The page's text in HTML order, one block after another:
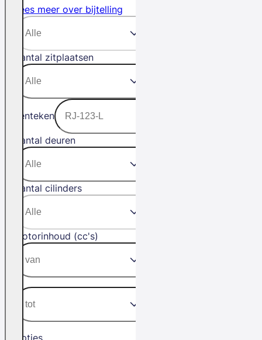
Lees meer over bijtelling
Aantal zitplaatsen
Kenteken
Aantal deuren
Aantal cilinders
Motorinhoud (cc's)